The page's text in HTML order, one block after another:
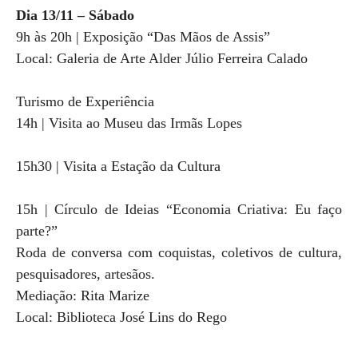
Dia 13/11 – Sábado
9h às 20h | Exposição “Das Mãos de Assis”
Local: Galeria de Arte Alder Júlio Ferreira Calado
Turismo de Experiência
14h | Visita ao Museu das Irmãs Lopes
15h30 | Visita a Estação da Cultura
15h | Círculo de Ideias “Economia Criativa: Eu faço
parte?”
Roda de conversa com coquistas, coletivos de cultura,
pesquisadores, artesãos.
Mediação: Rita Marize
Local: Biblioteca José Lins do Rego